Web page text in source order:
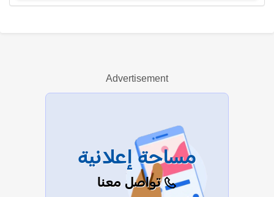
عرض الكل
Advertisement
مساحة إعلانية
تواصل معنا